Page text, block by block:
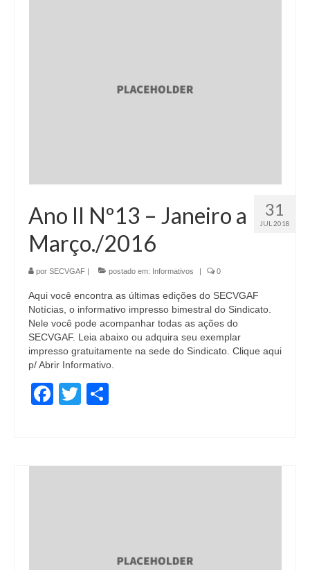
31
JUL 2018
Ano II Nº13 – Janeiro a
Março./2016
por SECVGAF | postado em: Informativos | 0
Aqui você encontra as últimas edições do SECVGAF
Notícias, o informativo impresso bimestral do Sindicato.
Nele você pode acompanhar todas as ações do
SECVGAF. Leia abaixo ou adquira seu exemplar
impresso gratuitamente na sede do Sindicato. Clique aqui
p/ Abrir Informativo.
Facebook
Twitter